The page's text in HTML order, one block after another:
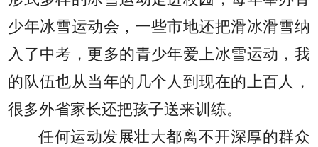
少年冰雪运动会，一些市地还把滑冰滑雪纳
入了中考，更多的青少年爱上冰雪运动，我
的队伍也从当年的几个人到现在的上百人，
很多外省家长还把孩子送来训练。
任何运动发展壮大都离不开深厚的群众